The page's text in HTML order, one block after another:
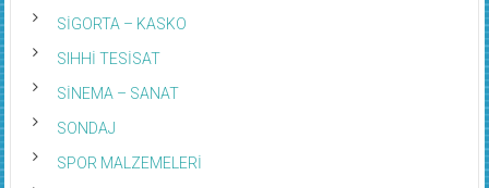
SİGORTA – KASKO
SIHHİ TESİSAT
SİNEMA – SANAT
SONDAJ
SPOR MALZEMELERİ